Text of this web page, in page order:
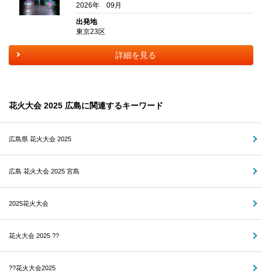
2026年 09月
出発地
東京23区
詳細を見る
花火大会 2025 広島に関連するキーワード
広島県 花火大会 2025
広島 花火大会 2025 宮島
2025花火大会
花火大会 2025 ??
??花火大会2025